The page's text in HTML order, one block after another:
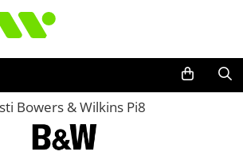
Bowers & Wilkins Pi8